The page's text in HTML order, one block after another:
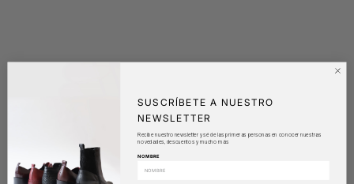
SUSCRÍBETE A NUESTRO
NEWSLETTER
Recibe nuestro newsletter y sé de las primeras personas en conocer nuestras
novedades, descuentos y mucho más
NOMBRE